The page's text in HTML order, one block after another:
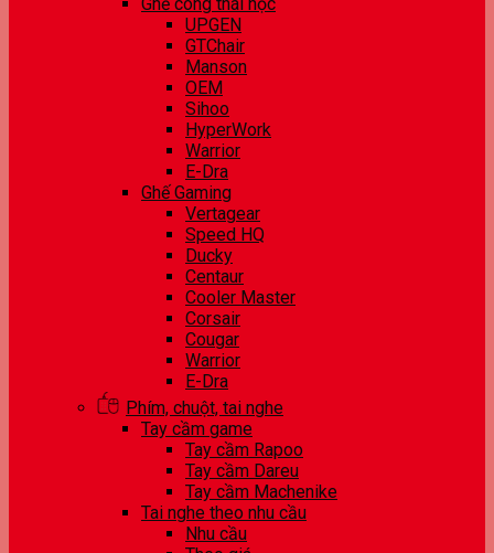
UPGEN
GTChair
Manson
OEM
Sihoo
HyperWork
Warrior
E-Dra
Ghế Gaming
Vertagear
Speed HQ
Ducky
Centaur
Cooler Master
Corsair
Cougar
Warrior
E-Dra
Phím, chuột, tai nghe
Tay cầm game
Tay cầm Rapoo
Tay cầm Dareu
Tay cầm Machenike
Tai nghe theo nhu cầu
Nhu cầu